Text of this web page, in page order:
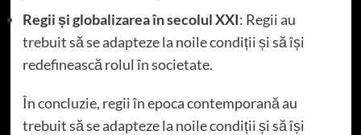
Regii și globalizarea în secolul XXI: Regii au
trebuit să se adapteze la noile condiții și să își
redefinească rolul în societate.
În concluzie, regii în epoca contemporană au
trebuit să se adapteze la noile condiții și să își